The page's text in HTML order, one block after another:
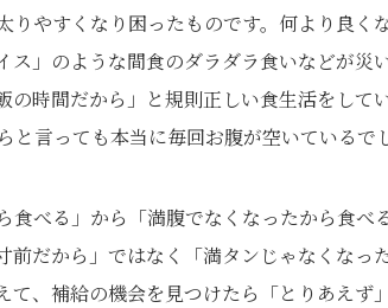
やすくなり困ったものです。何より良く
」のような間食のダラダラ食いなどが災
時間だから」と規則正しい食生活をして
言っても本当に毎回お腹が空いているで
べる」から「満腹でなくなったから食べ
だから」ではなく「満タンじゃなくなっ
、補給の機会を見つけたら「とりあえず